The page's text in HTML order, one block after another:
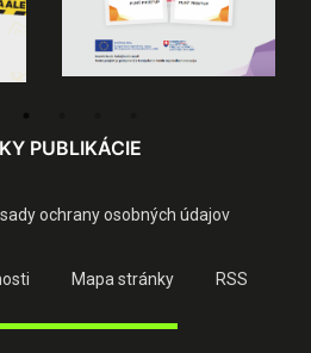
PUBLIKÁCIE
ochrany osobných údajov
Mapa stránky RSS